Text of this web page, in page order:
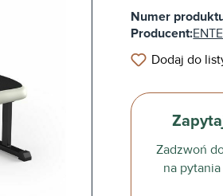
Numer
Producent:
Dodaj do
Zadzwoń
na